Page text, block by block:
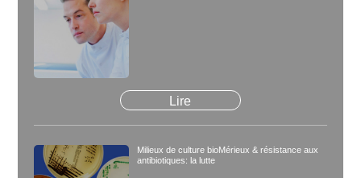
Lire
Milieux de culture bioMérieux & résistance aux
antibiotiques: la lutte